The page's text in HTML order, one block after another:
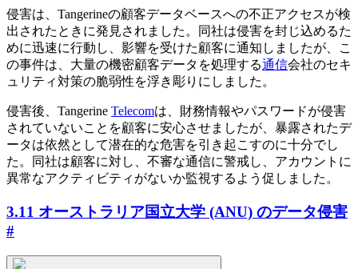
侵害は、Tangerineの顧客データベースへの不正アクセスが検
出されたときに発見されました。同社は侵害を封じ込めるた
めに迅速に行動し、影響を受けた顧客に通知しましたが、こ
の事件は、大量の機密顧客データを処理する通信会社のセキ
ュリティ対策の脆弱性を浮き彫りにしました。
侵害後、Tangerine Telecomは、財務情報やパスワードが侵害
されていないことを顧客に安心させましたが、暴露されたデ
ータは依然として潜在的な危害を引き起こすのに十分でし
た。同社は顧客に対し、不審な通信に警戒し、アカウントに
異常なアクティビティがないか監視するよう促しました。
3.11 オーストラリア国立大学 (ANU) のデータ侵害
#